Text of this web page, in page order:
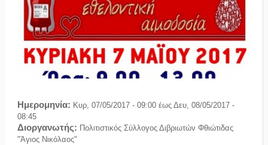
Ημερομηνία: Κυρ, 07/05/2017 - 09:00έως Δευ, 08/05/2017 -
08:45
Διοργανωτής: Πολιτιστικός Σύλλογος Διβριωτών Φθιώτιδας
"Άγιος Νικόλαος"